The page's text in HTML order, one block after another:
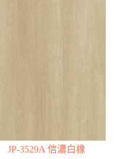
JP-3529A 信濃白橡